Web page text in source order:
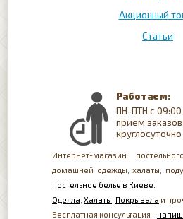
Акционный
Статьи
Работаем:
ПН-ПТН с 09:00
прием
круглосуточно
Интернет-магазин
домашней одежды, халаты,
постельное белье в Киеве.
Одеяла Халаты Покрывала и
Бесплатная консультация -